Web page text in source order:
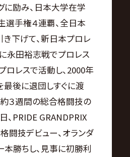
に励み、日本大学在学
選手権４連覇、全日本
下げて、新日本プロレ
永田裕志戦でプロレス
ロレスで活動し、2000年
後に退団しすぐに渡
約３週間の総合格闘技の
、PRIDE GRANDPRIX
闘技デビュー、オランダ
本勝ちし、見事に初勝利